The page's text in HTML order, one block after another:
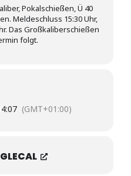
Pokalschießen, Ü 40
Meldeschluss 15:30 Uhr,
Das Großkaliberschießen
folgt.
(GMT+01:00)